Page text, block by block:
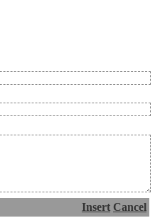
Insert Cancel